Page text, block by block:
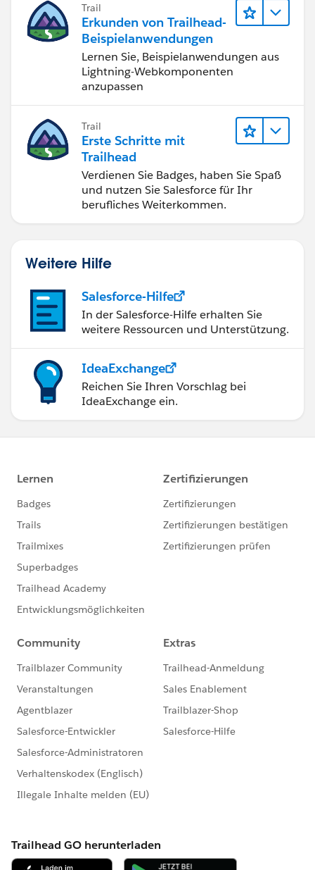
Trail
Erkunden von Trailhead-
Beispielanwendungen
Lernen Sie, Beispielanwendungen aus
Lightning-Webkomponenten
anzupassen
Trail
Erste Schritte mit
Trailhead
Verdienen Sie Badges, haben Sie Spaß
und nutzen Sie Salesforce für Ihr
berufliches Weiterkommen.
Weitere Hilfe
Salesforce-Hilfe
In der Salesforce-Hilfe erhalten Sie
weitere Ressourcen und Unterstützung.
IdeaExchange
Reichen Sie Ihren Vorschlag bei
IdeaExchange ein.